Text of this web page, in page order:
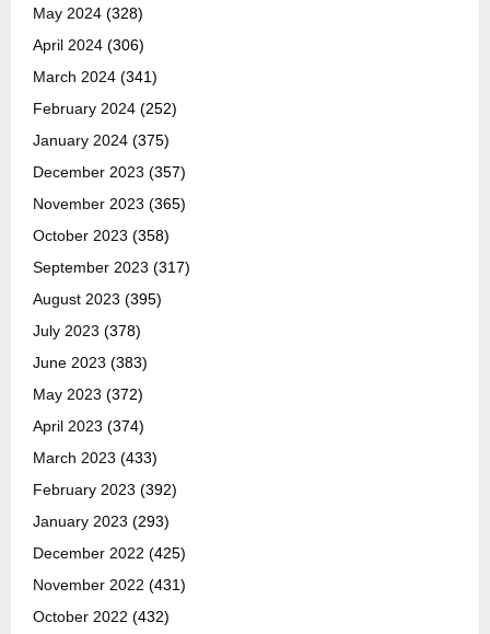
May 2024 (328)
April 2024 (306)
March 2024 (341)
February 2024 (252)
January 2024 (375)
December 2023 (357)
November 2023 (365)
October 2023 (358)
September 2023 (317)
August 2023 (395)
July 2023 (378)
June 2023 (383)
May 2023 (372)
April 2023 (374)
March 2023 (433)
February 2023 (392)
January 2023 (293)
December 2022 (425)
November 2022 (431)
October 2022 (432)